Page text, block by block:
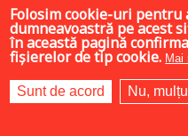
Folosim cookie-uri
dumneavoastră pe acest
în această pagină
fișierelor de tip cookie. Mai
Sunt de acord Nu,